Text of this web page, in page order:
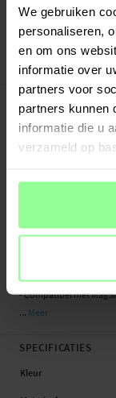
We gebruiken
personaliseren,
en om ons
informatie over
partners voor
partners kunnen
informatie die u
verzameld op
Veilig
30 dagen
Art number:52463
MagSafe hoesje voor
(weerstaat vallen van
backcoverhoesje van
Dit hoesje is volledig
MagSafe laders als -
- Compatibel met
... Meer
SPECIFICATIES
Kleur